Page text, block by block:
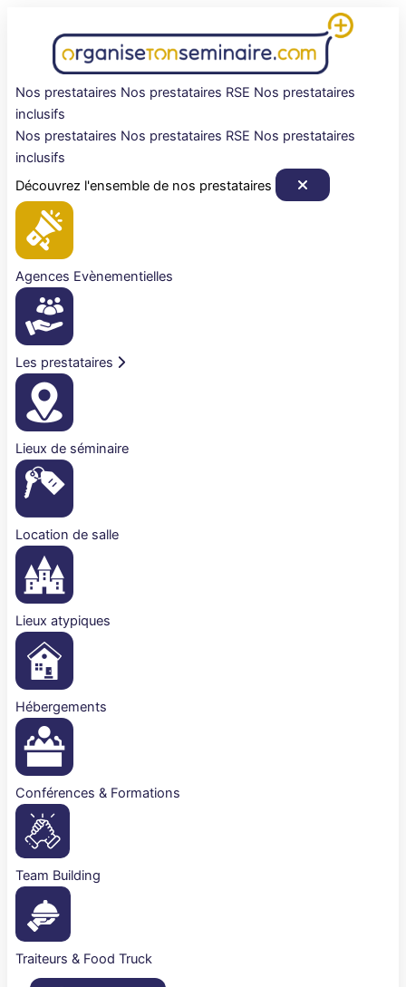
Nos prestataires Nos prestataires RSE Nos prestataires
inclusifs
Nos prestataires Nos prestataires RSE Nos prestataires
inclusifs
Découvrez l'ensemble de nos prestataires
Agences Evènementielles
Les prestataires
Lieux de séminaire
Location de salle
Lieux atypiques
Hébergements
Conférences & Formations
Team Building
Traiteurs & Food Truck